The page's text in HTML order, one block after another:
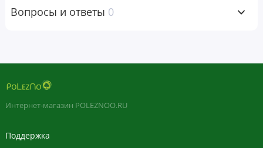
ценность
Вопросы и ответы 0
Интернет-магазин POLEZNOO.RU
Поддержка